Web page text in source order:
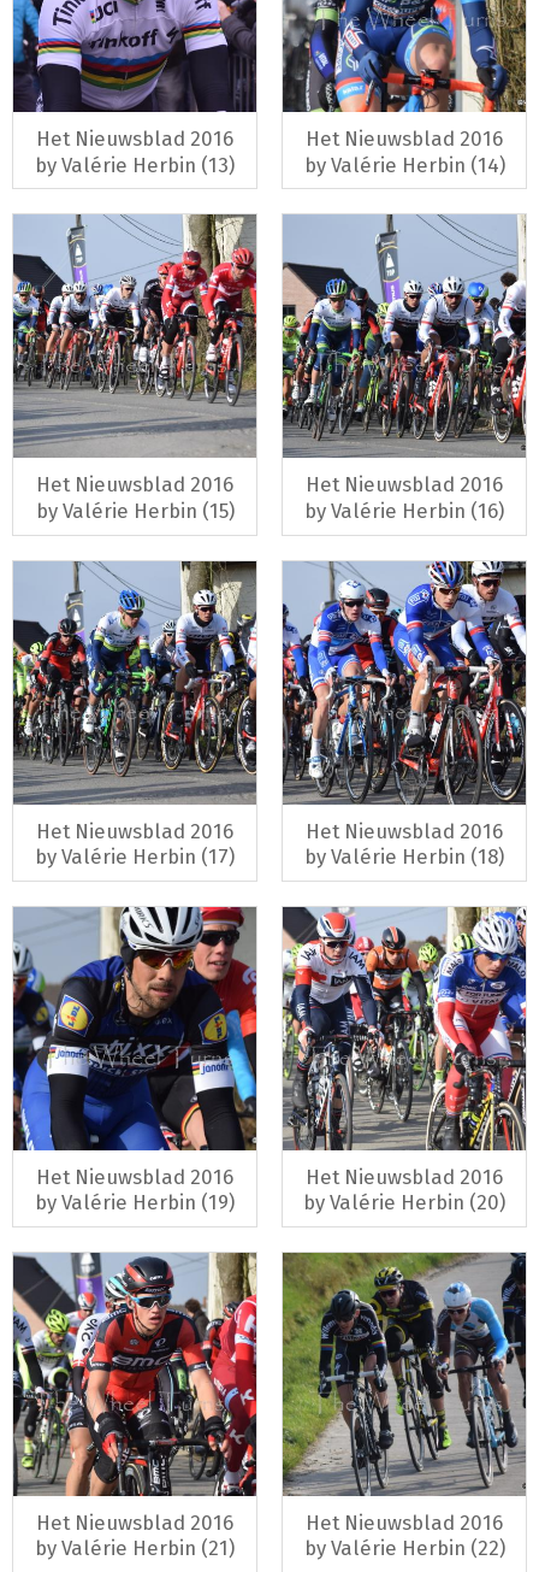
Het Nieuwsblad 2016
by Valérie Herbin (13)
Het Nieuwsblad 2016
by Valérie Herbin (14)
Het Nieuwsblad 2016
by Valérie Herbin (15)
Het Nieuwsblad 2016
by Valérie Herbin (16)
Het Nieuwsblad 2016
by Valérie Herbin (17)
Het Nieuwsblad 2016
by Valérie Herbin (18)
Het Nieuwsblad 2016
by Valérie Herbin (19)
Het Nieuwsblad 2016
by Valérie Herbin (20)
Het Nieuwsblad 2016
by Valérie Herbin (21)
Het Nieuwsblad 2016
by Valérie Herbin (22)